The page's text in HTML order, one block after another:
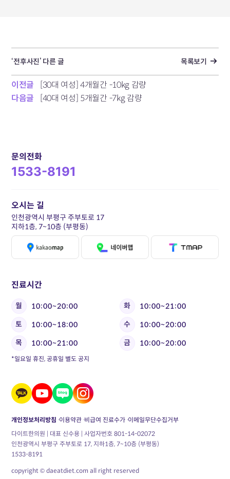
‘전후사진’ 다른 글 목록보기
이전글
[30대 여성] 4개월간 -10kg 감량
다음글
[40대 여성] 5개월간 -7kg 감량
문의전화
1533-8191
진료시간
월 10:00~20:00 화
10:00~21:00
토
10:00~18:00 수
10:00~20:00
목
10:00~21:00 금 10:00~20:00
*일요일 휴진, 공휴일 별도 공지
오시는 길
인천광역시 부평구 주부토로 17
지하1층, 7~10층 (부평동)
개인정보처리방침 이용약관 비급여 진료수가 이메일무단수집거부
다이트한의원 | 대표 신수용 | 사업자번호 801-14-02072
인천광역시 부평구 주부토로 17, 지하1층, 7~10층 (부평동)
1533-8191
copyright © daeatdiet.com all right reserved